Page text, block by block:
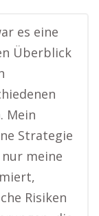
es eine
Überblick
Mein
Strategie
meine
Risiken